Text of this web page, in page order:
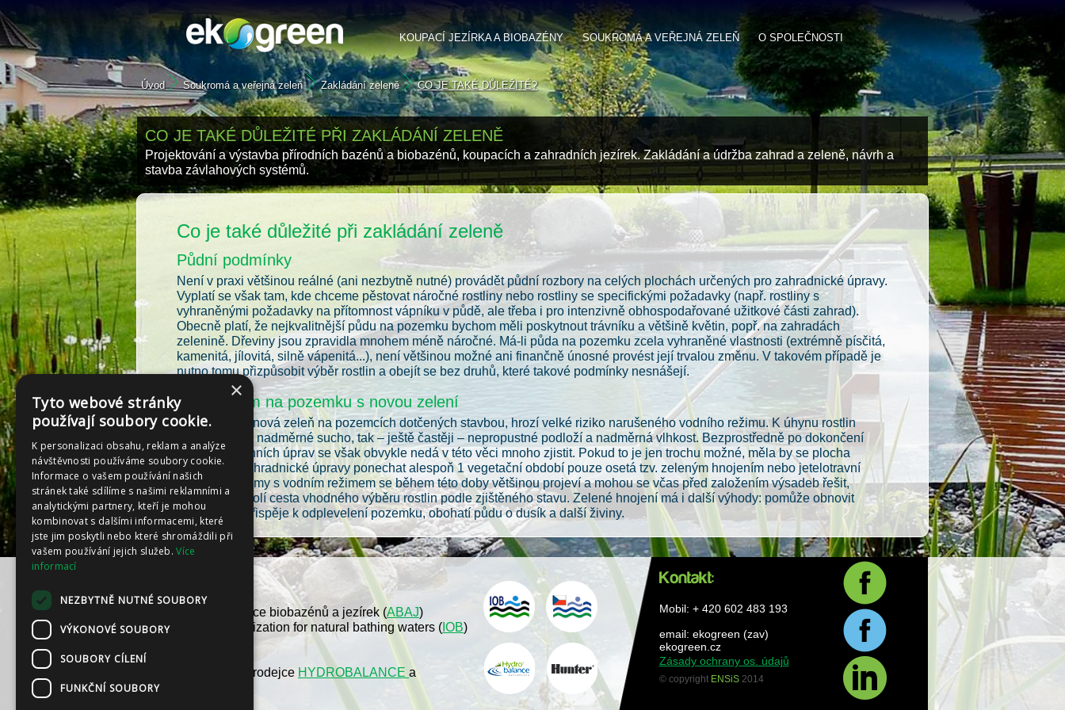
KOUPACÍ JEZÍRKA A BIOBAZÉNY SOUKROMÁ A VEŘEJNÁ ZELEŇ O SPOLEČNOSTI
Úvod Soukromá a veřejná zeleň Zakládání zeleně CO JE TAKÉ DŮLEŽITÉ?
CO JE TAKÉ DŮLEŽITÉ PŘI ZAKLÁDÁNÍ ZELENĚ
Projektování a výstavba přírodních bazénů a biobazénů, koupacích a zahradních jezírek. Zakládání a údržba zahrad a zeleně, návrh a
stavba závlahových systémů.
Co je také důležité při zakládání zeleně
Půdní podmínky
Není v praxi většinou reálné (ani nezbytně nutné) provádět půdní rozbory na celých plochách určených pro zahradnické úpravy.
Vyplatí se však tam, kde chceme pěstovat náročné rostliny nebo rostliny se specifickými požadavky (např. rostliny s
vyhraněnými požadavky na přítomnost vápníku v půdě, ale třeba i pro intenzivně obhospodařované užitkové části zahrad).
Obecně platí, že nejkvalitnější půdu na pozemku bychom měli poskytnout trávníku a většině květin, popř. na zahradách
zelenině. Dřeviny jsou zpravidla mnohem méně náročné. Má-li půda na pozemku zcela vyhraněné vlastnosti (extrémně písčitá,
kamenitá, jílovitá, silně vápenitá...), není většinou možné ani finančně únosné provést její trvalou změnu. V takovém případě je
nutno tomu přizpůsobit výběr rostlin a obejít se bez druhů, které takové podmínky nesnášejí.
Vodní režim na pozemku s novou zelení
Zakládá-li se nová zeleň na pozemcích dotčených stavbou, hrozí velké riziko narušeného vodního režimu. K úhynu rostlin
může vést jak nadměrné sucho, tak – ještě častěji – nepropustné podloží a nadměrná vlhkost. Bezprostředně po dokončení
finálních terénních úprav se však obvykle nedá v této věci mnoho zjistit. Pokud to je jen trochu možné, měla by se plocha
určená pro zahradnické úpravy ponechat alespoň 1 vegetační období pouze osetá tzv. zeleným hnojením nebo jetelotravní
směsí. Problémy s vodním režimem se během této doby většinou projeví a mohou se včas před založením výsadeb řešit,
případně se volí cesta vhodného výběru rostlin podle zjištěného stavu. Zelené hnojení má i další výhody: pomůže obnovit
půdní život, přispěje k odplevelení pozemku, obohatí půdu o dusík a další živiny.
Jsme členem Asociace biobazénů a jezírek (ABAJ)
a International organization for natural bathing waters ( IOB)
Jsme autorizovaný prodejce HYDROBALANCE a
HUNTER
Mobil: + 420 602 483 193
email: ekogreen (zav)
ekogreen.cz
Zásady ochrany os. údajů
© copyright ENSiS2014
×
Tyto webové stránky
používají soubory cookie.
K personalizaci obsahu, reklam a analýze
návštěvnosti používáme soubory cookie.
Informace o vašem používání našich
stránek také sdílíme s našimi reklamními a
analytickými partnery, kteří je mohou
kombinovat s dalšími informacemi, které
jste jim poskytli nebo které shromáždili při
vašem používání jejich služeb.Více
informací
NEZBYTNĚ NUTNÉ SOUBORY
VÝKONOVÉ SOUBORY
SOUBORY CÍLENÍ
FUNKČNÍ SOUBORY